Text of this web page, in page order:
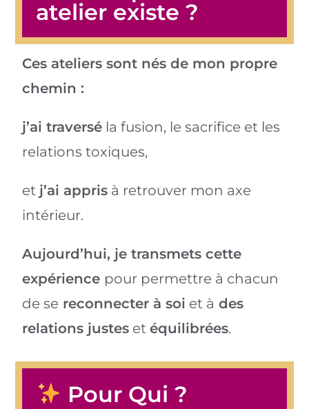
atelier existe ?
Ces ateliers sont nés de mon propre
chemin :
j’ai traversé la fusion, le sacrifice et les
relations toxiques,
et j’ai appris à retrouver mon axe
intérieur.
Aujourd’hui, je transmets cette
expérience pour permettre à chacun
de se reconnecter à soi et à des
relations justes etéquilibrées.
Pour Qui ?